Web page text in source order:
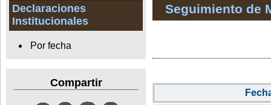
Declaraciones
Institucionales
Por fecha
Compartir
Seguimiento de